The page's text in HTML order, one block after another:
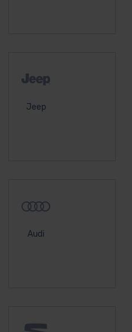
Jeep
Audi